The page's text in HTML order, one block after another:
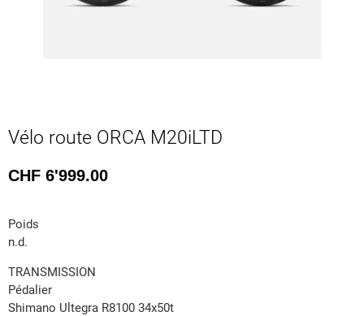
Vélo route ORCA M20iLTD
CHF 6'999.00
Poids
n.d.
TRANSMISSION
Pédalier
Shimano Ultegra R8100 34x50t